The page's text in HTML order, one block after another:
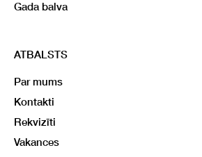
Gada balva
ATBALSTS
Par mums
Kontakti
Rekvizīti
Vakances